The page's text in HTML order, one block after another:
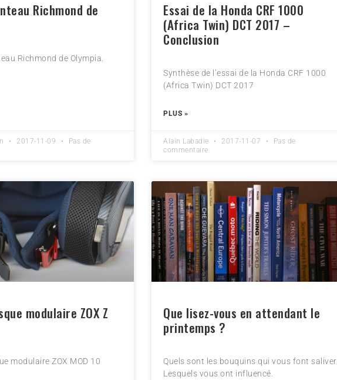
Richmond de
Richmond de Olympia.
2017-11-09
Pas de
Essai de la Honda CRF 1000
(Africa Twin) DCT 2017 –
Conclusion
Synthèse de l’essai de la Honda CRF 1000
(Africa Twin) DCT 2017
PLUS »
Alain Labadie 2017-11-07
Pas de
commentaire
modulaire ZOX Z
modulaire ZOX MOD 10
Que lisez-vous en attendant le
printemps ?
Quels sont les bouquins qui vous font saliver.
Lesquels vous ont influencé.